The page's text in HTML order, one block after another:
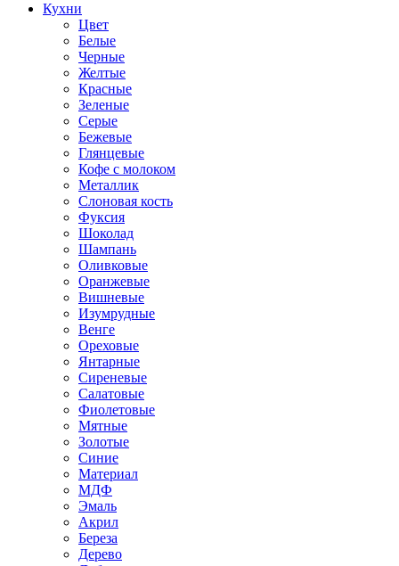
Кухни
Цвет
Белые
Черные
Желтые
Красные
Зеленые
Серые
Бежевые
Глянцевые
Кофе с молоком
Металлик
Слоновая кость
Фуксия
Шоколад
Шампань
Оливковые
Оранжевые
Вишневые
Изумрудные
Венге
Ореховые
Янтарные
Сиреневые
Салатовые
Фиолетовые
Мятные
Золотые
Синие
Материал
МДФ
Эмаль
Акрил
Береза
Дерево